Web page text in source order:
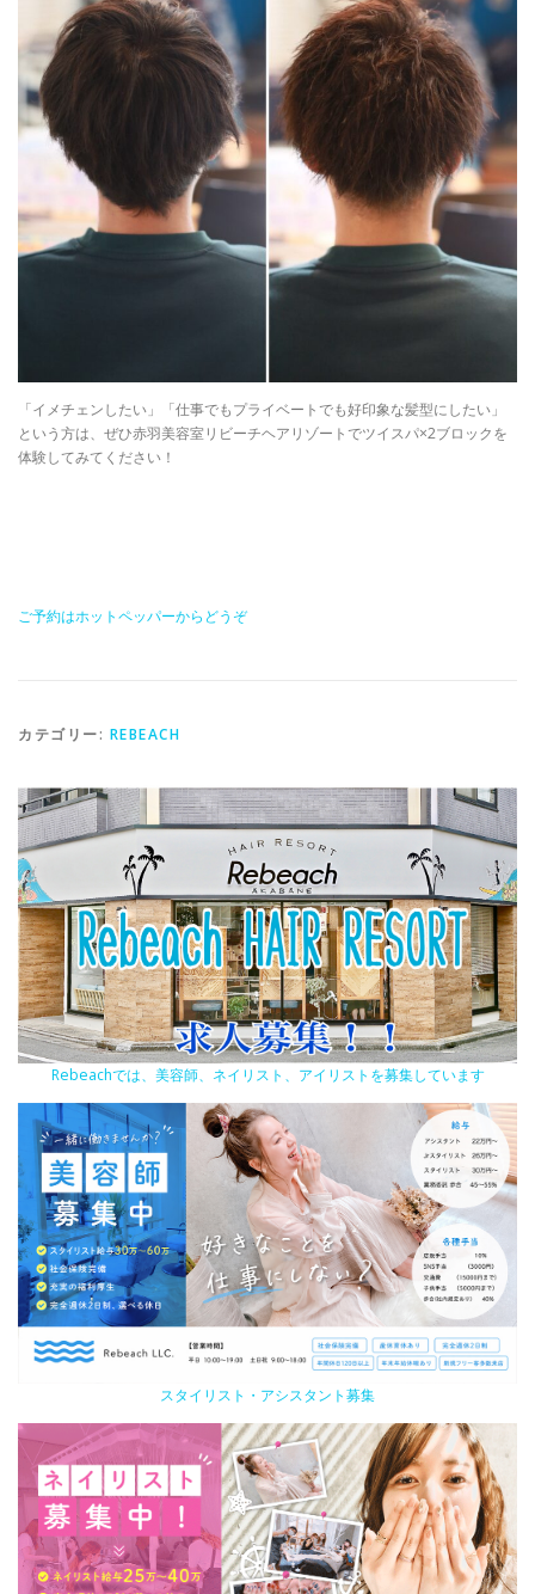
「イメチェンしたい」「仕事でもプライベートでも好印象な髪型にしたい」
という方は、ぜひ赤羽美容室リビーチヘアリゾートでツイスパ×2ブロックを
体験してみてください！
ご予約はホットペッパーからどうぞ
カテゴリー: REBEACH
Rebeachでは、美容師、ネイリスト、アイリストを募集しています
スタイリスト・アシスタント募集